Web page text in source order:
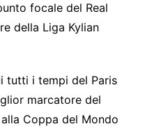
focale del Real
della Liga Kylian
tutti i tempi del Paris
marcatore del
Coppa del Mondo